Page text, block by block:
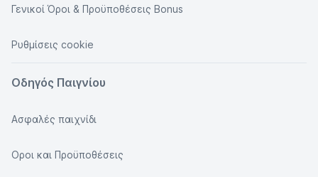
Γενικοί Όροι & Προϋποθέσεις Bonus
Ρυθμίσεις cookie
Οδηγός Παιγνίου
Ασφαλές παιχνίδι
Οροι και Προϋποθέσεις